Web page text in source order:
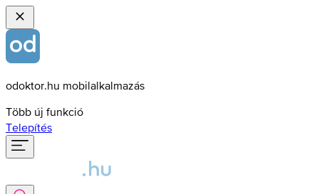
odoktor.hu mobilalkalmazás
Több új funkció
Telepítés